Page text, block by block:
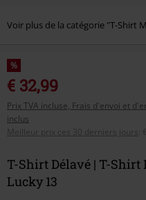
Voir plus de la catégorie "T-Shirt
%
€ 32,99
Prix TVA incluse, Frais d'envoi et
inclus
Meilleur prix ces 30 derniers jours
T-Shirt Délavé | T-Shirt
Lucky 13